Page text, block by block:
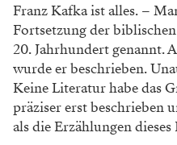
Franz Kafka ist alles. –
Fortsetzung der
20. Jahrhundert genannt.
wurde er beschrieben.
Keine Literatur habe das
präziser erst beschrieben
als die Erzählungen